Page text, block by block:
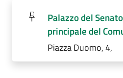
Palazzo del
principale del
Piazza Duomo, 4,